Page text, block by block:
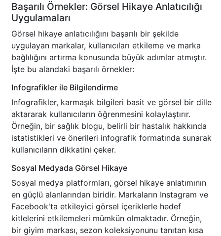
Başarılı Örnekler: Görsel Hikaye Anlatıcılığı
Uygulamaları
Görsel hikaye anlatıcılığını başarılı bir şekilde
uygulayan markalar, kullanıcıları etkileme ve marka
bağlılığını artırma konusunda büyük adımlar atmıştır.
İşte bu alandaki başarılı örnekler:
Infografikler ile Bilgilendirme
Infografikler, karmaşık bilgileri basit ve görsel bir dille
aktararak kullanıcıların öğrenmesini kolaylaştırır.
Örneğin, bir sağlık blogu, belirli bir hastalık hakkında
istatistikleri ve önerileri infografik formatında sunarak
kullanıcıların dikkatini çeker.
Sosyal Medyada Görsel Hikaye
Sosyal medya platformları, görsel hikaye anlatımının
en güçlü alanlarından biridir. Markaların Instagram ve
Facebook'ta etkileyici görsel içeriklerle hedef
kitlelerini etkilemeleri mümkün olmaktadır. Örneğin,
bir giyim markası, sezon koleksiyonunu tanıtan kısa